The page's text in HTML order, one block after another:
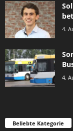
4.
4.
Beliebte Kategorie